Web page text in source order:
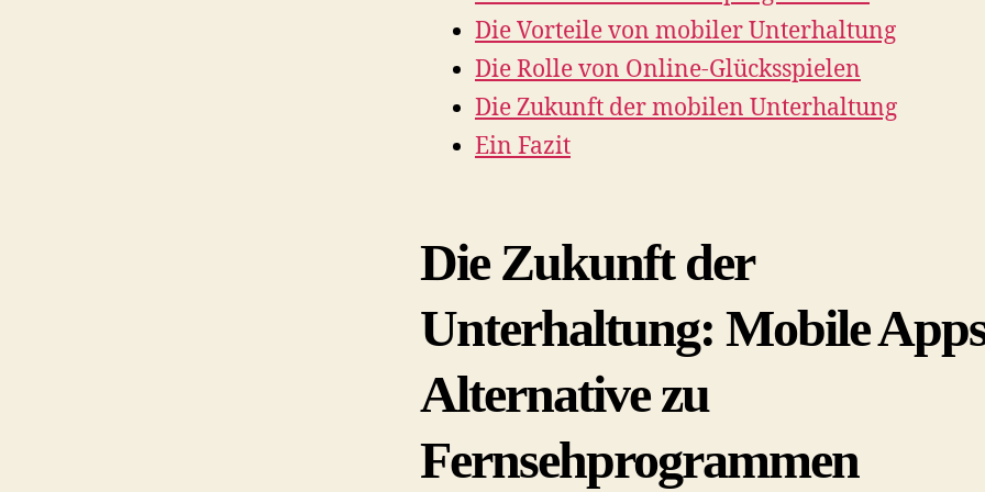
Die Vorteile von mobiler Unterhaltung
Die Rolle von Online-Glücksspielen
Die Zukunft der mobilen Unterhaltung
Ein Fazit
Die Zukunft der
Unterhaltung: Mobile
Alternative zu
Fernsehprogrammen